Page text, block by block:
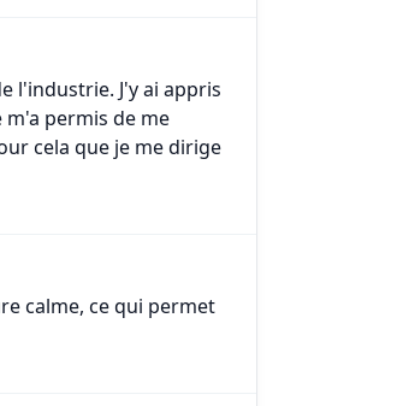
l'industrie. J'y ai appris
m'a permis de me
cela que je me dirige
calme, ce qui permet